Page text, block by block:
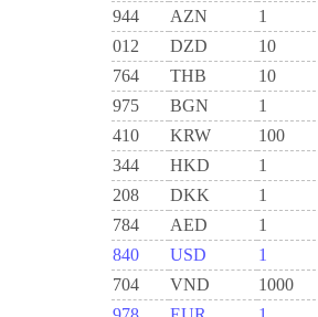
944
AZN 1
012
DZD 10
764
THB 10
975
BGN 1
410
KRW 100
344
HKD 1
208
DKK 1
784
AED 1
840
USD 1
704
VND 1000